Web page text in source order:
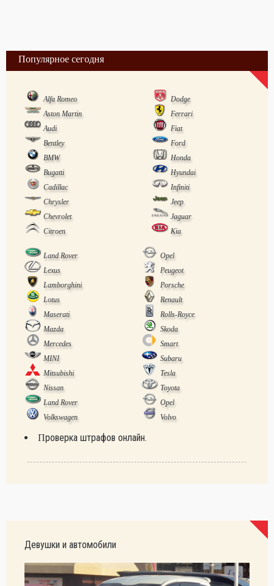
Популярное сегодня
Alfa Romeo
Dodge
Aston Martin
Ferrari
Audi
Fiat
Bentley
Ford
BMW
Honda
Bugatti
Hyundai
Cadillac
Infiniti
Chrysler
Jeep
Chevrolet
Jaguar
Citroen
Kia
Land Rover
Opel
Lexus
Peugeot
Lamborghini
Porsche
Lotus
Renault
Maserati
Rolls-Royce
Mazda
Skoda
Mercedes
Smart
MINI
Subaru
Mitsubishi
Tesla
Nissan
Toyota
Land Rover
Opel
Volkswagen
Volvo
Проверка штрафов онлайн.
Девушки и автомобили